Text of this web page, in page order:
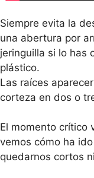
Siempre evita la
una abertura por
jeringuilla si lo has
plástico.
Las raíces
corteza en dos o
El momento crítico
vemos cómo ha
quedarnos cortos